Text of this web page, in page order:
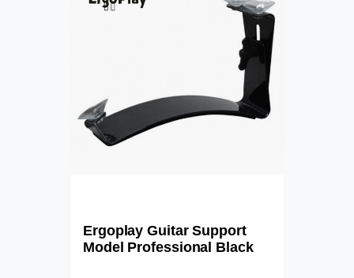
Ergoplay Guitar Support
Model Professional Black